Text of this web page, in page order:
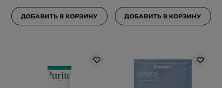
ДОБАВИТЬ В КОРЗИНУ ДОБАВИТЬ В КОРЗИНУ